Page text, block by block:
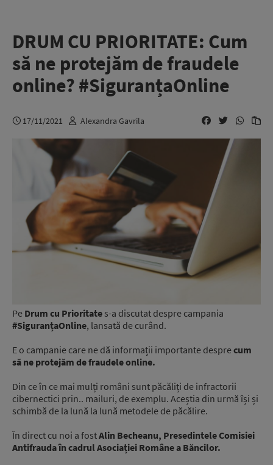
DRUM CU PRIORITATE: Cum
să ne protejăm de fraudele
online? #SiguranțaOnline
17/11/2021 Alexandra Gavrila
Pe Drum cu Prioritate s-a discutat despre campania
#SiguranțaOnline, lansată de curând.
E o campanie care ne dă informații importante desprecum
să ne protejăm de fraudele online.
Din ce în ce mai mulți români sunt păcăliți de infractorii
cibernectici prin.. mailuri, de exemplu. Aceștia din urmă își și
schimbă de la lună la lună metodele de păcălire.
În direct cu noi a fostAlin Becheanu, Presedintele Comisiei
Antifrauda în cadrul Asociației Române a Băncilor.